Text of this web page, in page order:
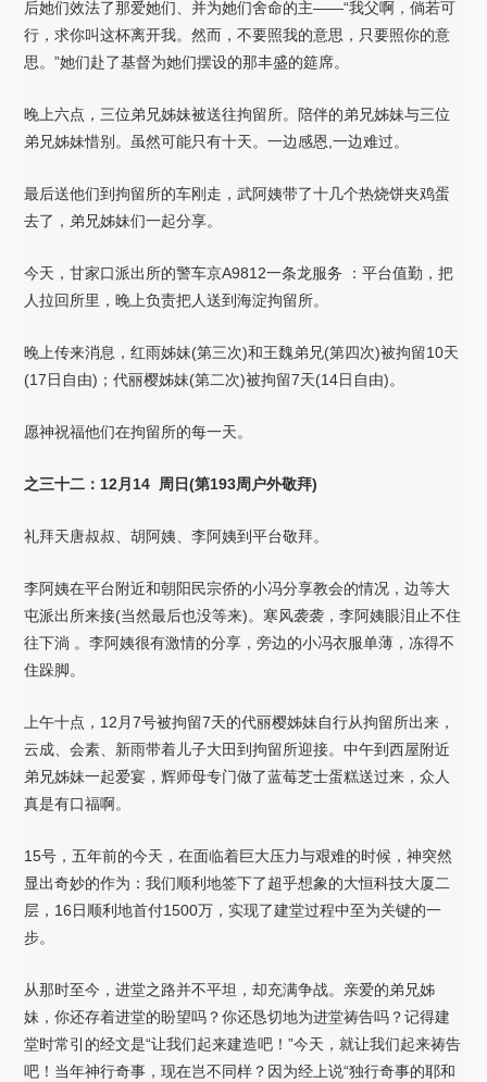
后她们效法了那爱她们、并为她们舍命的主——“我父啊，倘若可
行，求你叫这杯离开我。然而，不要照我的意思，只要照你的意
思。”她们赴了基督为她们摆设的那丰盛的筵席。
晚上六点，三位弟兄姊妹被送往拘留所。陪伴的弟兄姊妹与三位
弟兄姊妹惜别。虽然可能只有十天。一边感恩,一边难过。
最后送他们到拘留所的车刚走，武阿姨带了十几个热烧饼夹鸡蛋
去了，弟兄姊妹们一起分享。
今天，甘家口派出所的警车京A9812一条龙服务 ：平台值勤，把
人拉回所里，晚上负责把人送到海淀拘留所。
晚上传来消息，红雨姊妹(第三次)和王魏弟兄(第四次)被拘留10天
(17日自由)；代丽樱姊妹(第二次)被拘留7天(14日自由)。
愿神祝福他们在拘留所的每一天。
之三十二：12月14 周日(第193周户外敬拜)
礼拜天唐叔叔、胡阿姨、李阿姨到平台敬拜。
李阿姨在平台附近和朝阳民宗侨的小冯分享教会的情况，边等大
屯派出所来接(当然最后也没等来)。寒风袭袭，李阿姨眼泪止不住
往下淌 。李阿姨很有激情的分享，旁边的小冯衣服单薄，冻得不
住跺脚。
上午十点，12月7号被拘留7天的代丽樱姊妹自行从拘留所出来，
云成、会素、新雨带着儿子大田到拘留所迎接。中午到西屋附近
弟兄姊妹一起爱宴，辉师母专门做了蓝莓芝士蛋糕送过来，众人
真是有口福啊。
15号，五年前的今天，在面临着巨大压力与艰难的时候，神突然
显出奇妙的作为：我们顺利地签下了超乎想象的大恒科技大厦二
层，16日顺利地首付1500万，实现了建堂过程中至为关键的一
步。
从那时至今，进堂之路并不平坦，却充满争战。亲爱的弟兄姊
妹，你还存着进堂的盼望吗？你还恳切地为进堂祷告吗？记得建
堂时常引的经文是“让我们起来建造吧！”今天，就让我们起来祷告
吧！当年神行奇事，现在岂不同样？因为经上说“独行奇事的耶和